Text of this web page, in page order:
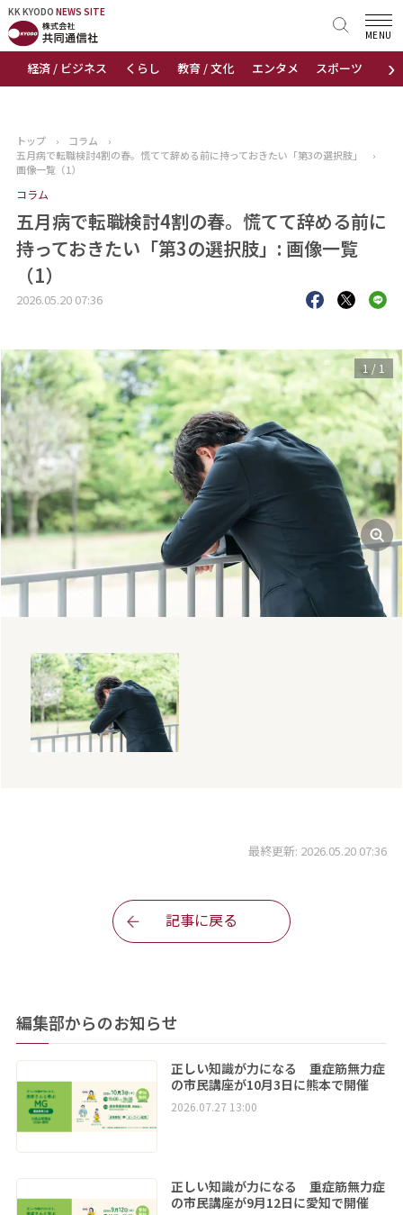
KK KYODO NEWS SITE
›
経済 / ビジネス くらし 教育 / 文化 エンタメ スポーツ 地域
MENU
KK KYODONEWS SITE
トップページ
ニュース
おすすめコンテンツ
出版物
会社概要
トップ › コラム
›
五月病で転職検討4割の春。慌てて辞める前に持っておきたい「第3の選択肢」
›
画像一覧（1）
コラム
五月病で転職検討4割の春。慌てて辞める前に
持っておきたい「第3の選択肢」: 画像一覧
（1）
2026.05.20 07:36
1/ 1
最終更新: 2026.05.20 07:36
記事に戻る
編集部からのお知らせ
正しい知識が力になる 重症筋無力症
の市民講座が10月3日に熊本で開催
2026.07.27 13:00
正しい知識が力になる 重症筋無力症
の市民講座が9月12日に愛知で開催